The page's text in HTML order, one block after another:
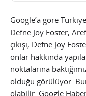
Google’a göre
Defne Joy Foster,
çıkışı, Defne Joy
onlar hakkında
noktalarına
olduğu görülüyor.
olabilir. Google